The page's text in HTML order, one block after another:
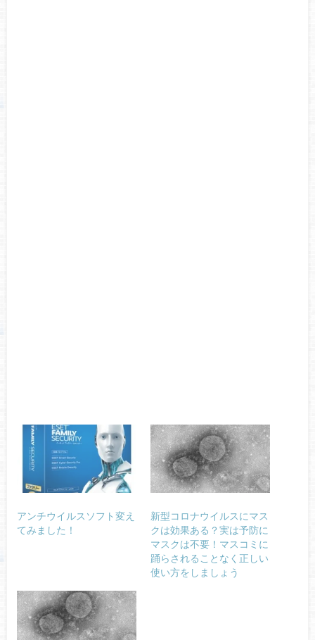
アンチウイルスソフト変え
てみました！
新型コロナウイルスにマス
クは効果ある？実は予防に
マスクは不要！マスコミに
踊らされることなく正しい
使い方をしましょう